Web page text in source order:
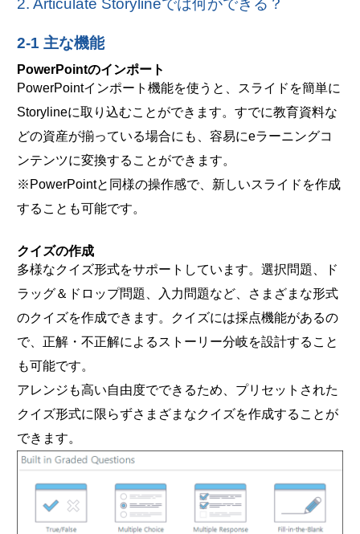
2. Articulate Storylineでは何ができる？
2-1 主な機能
PowerPointのインポート
PowerPointインポート機能を使うと、スライドを簡単に
Storylineに取り込むことができます。すでに教育資料な
どの資産が揃っている場合にも、容易にeラーニングコ
ンテンツに変換することができます。
※PowerPointと同様の操作感で、新しいスライドを作成
することも可能です。
クイズの作成
多様なクイズ形式をサポートしています。選択問題、ド
ラッグ＆ドロップ問題、入力問題など、さまざまな形式
のクイズを作成できます。クイズには採点機能があるの
で、正解・不正解によるストーリー分岐を設計すること
も可能です。
アレンジも高い自由度でできるため、プリセットされた
クイズ形式に限らずさまざまなクイズを作成することが
できます。